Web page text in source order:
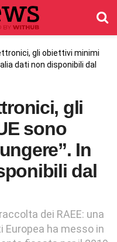
gli obiettivi minimi
dati non disponibili dal
gli
sono
In
dal
dei RAEE: una
Europea ha messo in